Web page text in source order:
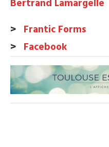
Bertrand Lamargelle
> Frantic Forms
> Facebook